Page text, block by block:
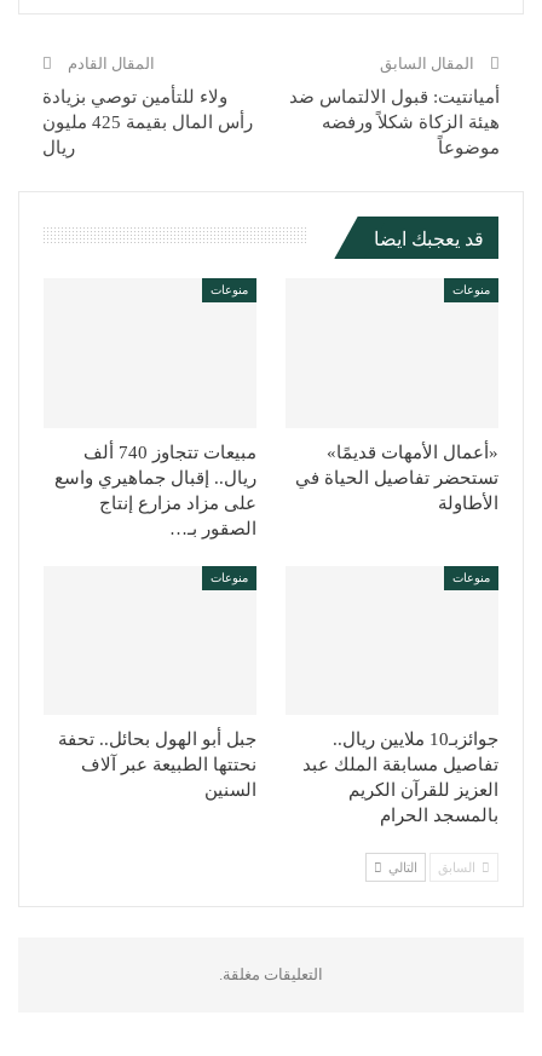
المقال السابق
أميانتيت: قبول الالتماس ضد
هيئة الزكاة شكلاً ورفضه
موضوعاً
المقال القادم
ولاء للتأمين توصي بزيادة
رأس المال بقيمة 425 مليون
ريال
قد يعجبك ايضا
منوعات
«أعمال الأمهات قديمًا»
تستحضر تفاصيل الحياة في
الأطاولة
منوعات
مبيعات تتجاوز 740 ألف
ريال.. إقبال جماهيري واسع
على مزاد مزارع إنتاج
الصقور بـ…
منوعات
جوائزبـ10 ملايين ريال..
تفاصيل مسابقة الملك عبد
العزيز للقرآن الكريم
بالمسجد الحرام
منوعات
جبل أبو الهول بحائل.. تحفة
نحتتها الطبيعة عبر آلاف
السنين
السابق التالي
التعليقات مغلقة.